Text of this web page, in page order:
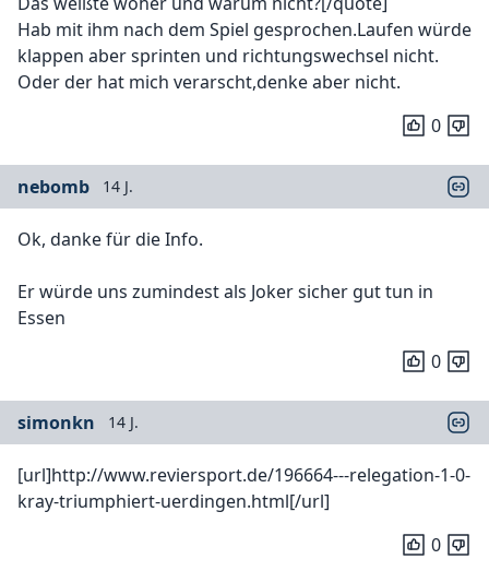
Hab mit ihm nach dem Spiel gesprochen.Laufen würde
klappen aber sprinten und richtungswechsel nicht.
Oder der hat mich verarscht,denke aber nicht.
0
nebomb 14 J.
Ok, danke für die Info.
Er würde uns zumindest als Joker sicher gut tun in
Essen
0
simonkn 14 J.
[url]http://www.reviersport.de/196664---relegation-1-0-
kray-triumphiert-uerdingen.html[/url]
0